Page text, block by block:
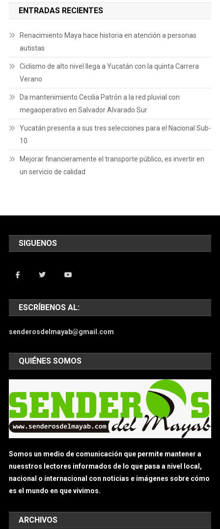
ENTRADAS RECIENTES
Renacimiento Maya hace historia en atención a personas
autistas
Ciclismo de alto nivel llega a Yucatán con la quinta Carrera
Verano
Da mantenimiento Cecilia Patrón a la red pluvial con
megaoperativo en Salvador Alvarado Sur
Yucatán presenta a sus tres selecciones para el Nacional Sub-
10
Mejorar financieramente el transporte público, es invertir en
un servicio de calidad
SIGUENOS
ESCRÍBENOS AL:
senderosdelmayab@gmail.com
QUIÉNES SOMOS
Somos un medio de comunicación que permite mantener a
nuesstros lectores informados de lo que pasa a nivel local,
nacional o internacional con noticias e imágenes sobre cómo
es el mundo en que vivimos.
ARCHIVOS